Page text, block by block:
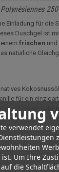
verwendet
Um Ihre
die
Einladung für die
Duschgel ist
frischen und
natürliche
für ein
mit einem
und dabei die
obersten
auf